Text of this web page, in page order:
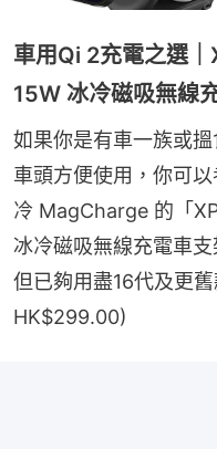
車用Qi 2充電之選
15W 冰冷磁吸無線
如果你是有車一族或
車頭方便使用，你可
冷 MagCharge 的「
冰冷磁吸無線充電車
但已夠用盡16代及更
HK$299.00)